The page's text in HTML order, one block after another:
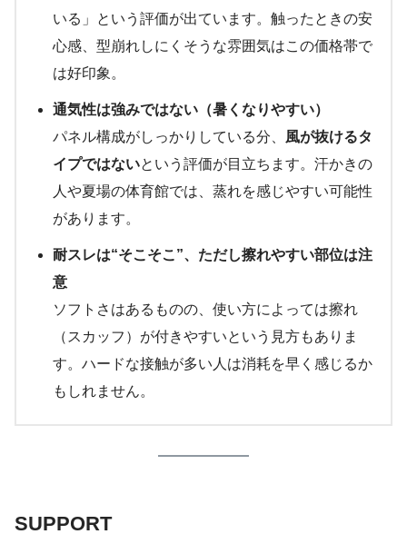
いる」という評価が出ています。触ったときの安
心感、型崩れしにくそうな雰囲気はこの価格帯で
は好印象。
通気性は強みではない（暑くなりやすい）
パネル構成がしっかりしている分、 風が抜けるタ
イプではないという評価が目立ちます。汗かきの
人や夏場の体育館では、蒸れを感じやすい可能性
があります。
耐スレは“そこそこ”、ただし擦れやすい部位は注
意
ソフトさはあるものの、使い方によっては擦れ
（スカッフ）が付きやすいという見方もありま
す。ハードな接触が多い人は消耗を早く感じるか
もしれません。
SUPPORT